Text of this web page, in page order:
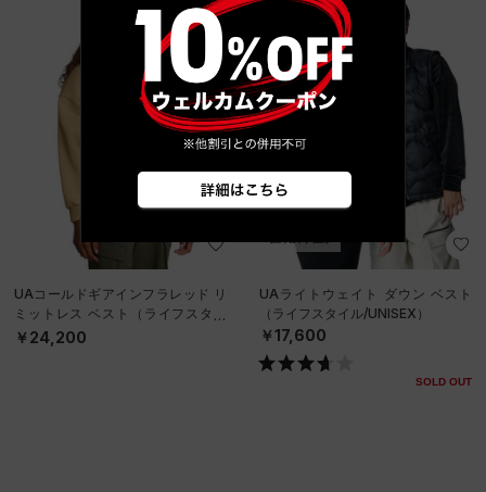
UAコールドギアインフラレッド リ
ミットレス ベスト（ライフスタイ
ル/WOMEN）
￥24,200
直営限定
UAライトウェイト ダウン ベスト
（ライフスタイル/UNISEX）
￥17,600
SOLD OUT